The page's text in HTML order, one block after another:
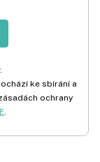
ke sbírání a
ochrany
.